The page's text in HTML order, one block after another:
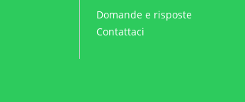
Domande e risposte
Contattaci